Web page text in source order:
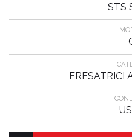
STS
FRESATRICI